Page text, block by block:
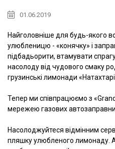
01.06.2019
Найголовніше для будь-якого
улюбленицю - «конячку» і
підбадьорити, втамувати
насолоду від чудового смаку
грузинські лимонади
Тепер ми співпрацюємо з
мережею газових
Насолоджуйтеся відмінним
пляшку улюбленого лимонаду.